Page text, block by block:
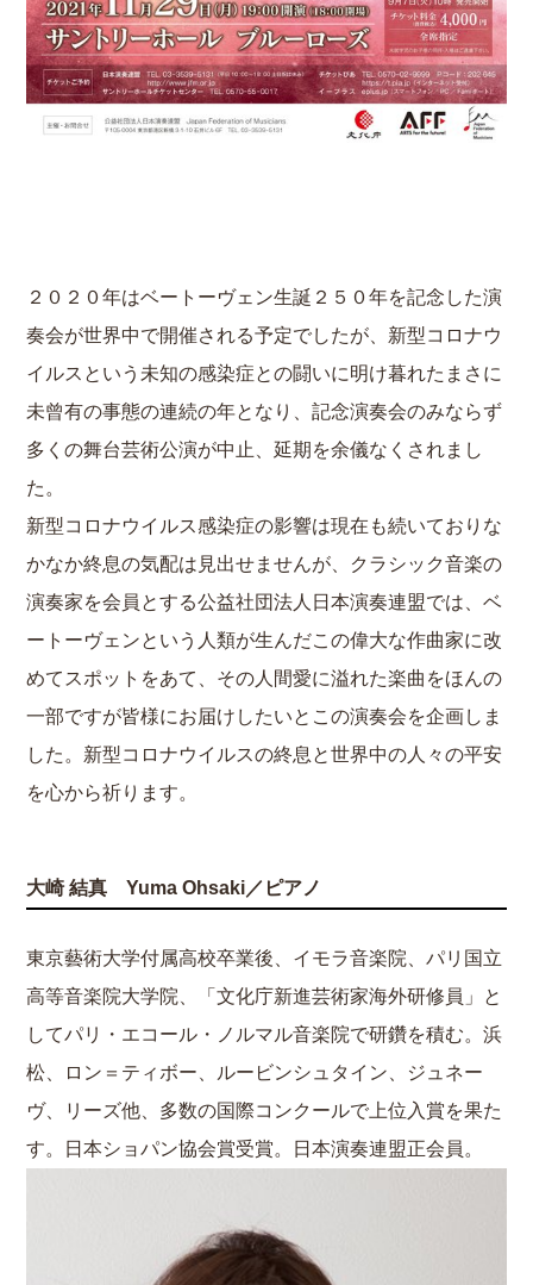
２０２０年はベートーヴェン生誕２５０年を記念した演
奏会が世界中で開催される予定でしたが、新型コロナウ
イルスという未知の感染症との闘いに明け暮れたまさに
未曾有の事態の連続の年となり、記念演奏会のみならず
多くの舞台芸術公演が中止、延期を余儀なくされまし
た。
新型コロナウイルス感染症の影響は現在も続いておりな
かなか終息の気配は見出せませんが、クラシック音楽の
演奏家を会員とする公益社団法人日本演奏連盟では、ベ
ートーヴェンという人類が生んだこの偉大な作曲家に改
めてスポットをあて、その人間愛に溢れた楽曲をほんの
一部ですが皆様にお届けしたいとこの演奏会を企画しま
した。新型コロナウイルスの終息と世界中の人々の平安
を心から祈ります。
大崎 結真 Yuma Ohsaki／ピアノ
東京藝術大学付属高校卒業後、イモラ音楽院、パリ国立
高等音楽院大学院、「文化庁新進芸術家海外研修員」と
してパリ・エコール・ノルマル音楽院で研鑽を積む。浜
松、ロン＝ティボー、ルービンシュタイン、ジュネー
ヴ、リーズ他、多数の国際コンクールで上位入賞を果た
す。日本ショパン協会賞受賞。日本演奏連盟正会員。